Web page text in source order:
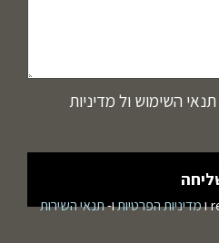
תנאי השימוש ול מדיניות
מדיניות הפרטיותו-תנאי השירות